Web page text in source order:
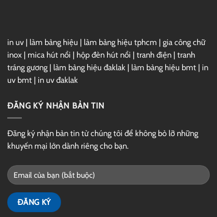
in uv | làm bảng hiệu | làm bảng hiệu tphcm | gia công chữ
inox | mica hút nổi | hộp đèn hút nổi | tranh điện | tranh
tráng gương | làm bảng hiệu đaklak | làm bảng hiệu bmt | in
uv bmt | in uv đaklak
ĐĂNG KÝ NHẬN BẢN TIN
Đăng ký nhận bản tin từ chúng tôi để không bỏ lỡ những
khuyến mại lớn dành riêng cho bạn.